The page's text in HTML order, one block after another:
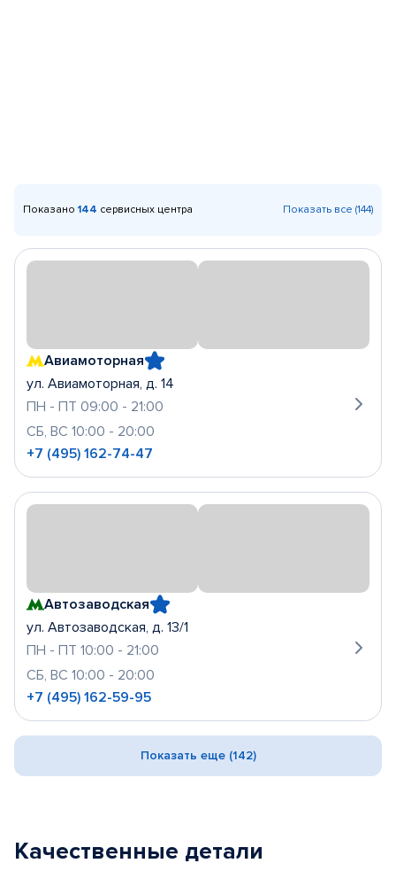
Показано 144 сервисных центра Показать все (144)
Авиамоторная
ул. Авиамоторная, д. 14
ПН - ПТ 09:00 - 21:00
СБ, ВС 10:00 - 20:00
+7 (495) 162-74-47
Автозаводская
ул. Автозаводская, д. 13/1
ПН - ПТ 10:00 - 21:00
СБ, ВС 10:00 - 20:00
+7 (495) 162-59-95
Показать еще (142)
Качественные детали